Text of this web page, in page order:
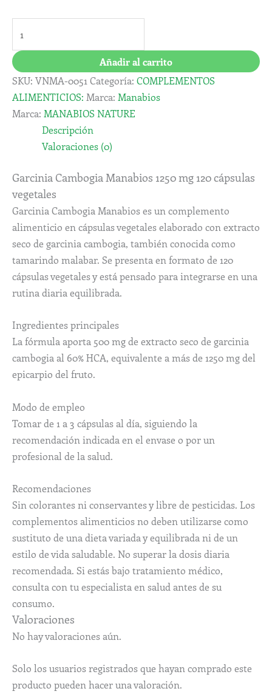
Añadir al carrito
SKU: VNMA-0051Categoría: COMPLEMENTOS
ALIMENTICIOS: Marca: Manabios
Marca: MANABIOS NATURE
Descripción
Valoraciones (0)
Garcinia Cambogia Manabios 1250 mg 120 cápsulas
vegetales
Garcinia Cambogia Manabios es un complemento
alimenticio en cápsulas vegetales elaborado con extracto
seco de garcinia cambogia, también conocida como
tamarindo malabar. Se presenta en formato de 120
cápsulas vegetales y está pensado para integrarse en una
rutina diaria equilibrada.
Ingredientes principales
La fórmula aporta 500 mg de extracto seco de garcinia
cambogia al 60% HCA, equivalente a más de 1250 mg del
epicarpio del fruto.
Modo de empleo
Tomar de 1 a 3 cápsulas al día, siguiendo la
recomendación indicada en el envase o por un
profesional de la salud.
Recomendaciones
Sin colorantes ni conservantes y libre de pesticidas. Los
complementos alimenticios no deben utilizarse como
sustituto de una dieta variada y equilibrada ni de un
estilo de vida saludable. No superar la dosis diaria
recomendada. Si estás bajo tratamiento médico,
consulta con tu especialista en salud antes de su
consumo.
Valoraciones
No hay valoraciones aún.
Solo los usuarios registrados que hayan comprado este
producto pueden hacer una valoración.